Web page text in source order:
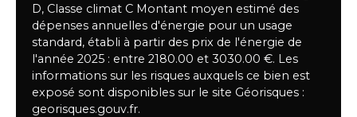
D, Classe climat C Montant moyen estimé des
dépenses annuelles d'énergie pour un usage
standard, établi à partir des prix de l'énergie de
l'année 2025 : entre 2180.00 et 3030.00 €. Les
informations sur les risques auxquels ce bien est
exposé sont disponibles sur le site Géorisques :
georisques.gouv.fr.